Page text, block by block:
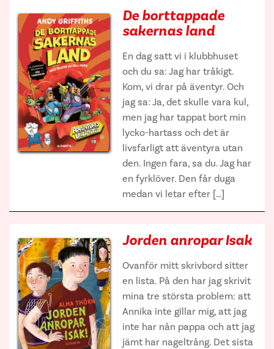
De borttappade
sakernas land
En dag satt vi i klubbhuset
och du sa: Jag har tråkigt.
Kom, vi drar på äventyr. Och
jag sa: Ja, det skulle vara kul,
men jag har tappat bort min
lycko-hartass och det är
livsfarligt att äventyra utan
den. Ingen fara, sa du. Jag har
en fyrklöver. Den får duga
medan vi letar efter […]
Jorden anropar Isak
Ovanför mitt skrivbord sitter
en lista. På den har jag skrivit
mina tre största problem: att
Annika inte gillar mig, att jag
inte har nån pappa och att jag
jämt har nageltrång. Det sista